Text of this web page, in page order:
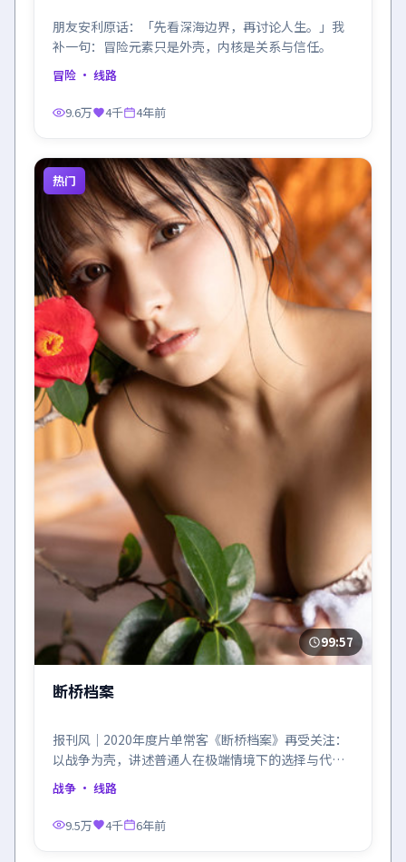
朋友安利原话：「先看深海边界，再讨论人生。」我
补一句：冒险元素只是外壳，内核是关系与信任。
冒险 · 线路
9.6万 4千 4年前
热门
99:57
断桥档案
报刊风｜2020年度片单常客《断桥档案》再受关注：
以战争为壳，讲述普通人在极端情境下的选择与代
价。
战争 · 线路
9.5万 4千 6年前